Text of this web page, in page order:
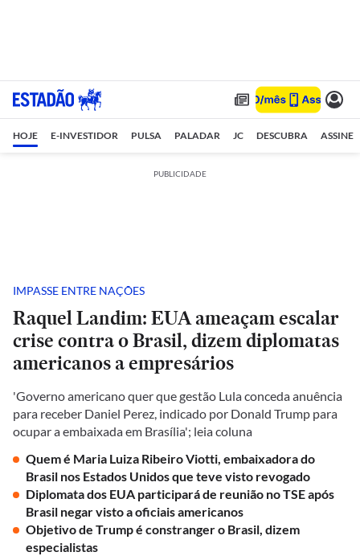
HOJE E-INVESTIDOR PULSA PALADAR JC DESCUBRA ASSINE
PUBLICIDADE
IMPASSE ENTRE NAÇÕES
Raquel Landim: EUA ameaçam escalar
crise contra o Brasil, dizem diplomatas
americanos a empresários
'Governo americano quer que gestão Lula conceda anuência
para receber Daniel Perez, indicado por Donald Trump para
ocupar a embaixada em Brasília'; leia coluna
Quem é Maria Luiza Ribeiro Viotti, embaixadora do
Brasil nos Estados Unidos que teve visto revogado
Diplomata dos EUA participará de reunião no TSE após
Brasil negar visto a oficiais americanos
Objetivo de Trump é constranger o Brasil, dizem
especialistas